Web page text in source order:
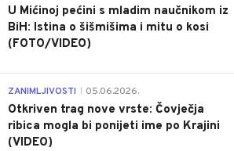
U Mićinoj pećini s mladim naučnikom iz
BiH: Istina o šišmišima i mitu o kosi
(FOTO/VIDEO)
ZANIMLJIVOSTI 05.06.2026.
Otkriven trag nove vrste: Čovječja
ribica mogla bi ponijeti ime po Krajini
(VIDEO)